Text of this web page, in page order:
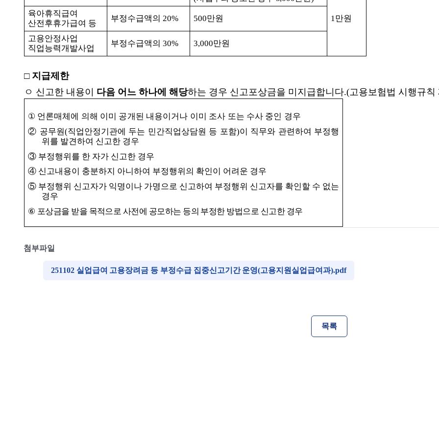
1만원
육아휴직급여
산전후휴가급여 등
부정수급액의 20% 500만원
고용안정사업
직업능력개발사업
부정수급액의 30% 3,000만원
□ 지급제한
ㅇ 신고한 내용이 다음 어느 하나에 해당하는 경우 신고포상금을 미지급합니다.(고용보험법 시행규칙
① 언론매체에 의해 이미 공개된 내용이거나 이미 조사 또는 수사 중인 경우
② 공무원(직업안정기관에 두는 민간직업상담원 등 포함)이 직무와 관련하여 부정행
위를 발견하여 신고한 경우
③ 부정행위를 한 자가 신고한 경우
④ 신고내용이 충분하지 아니하여 부정행위의 확인이 어려운 경우
⑤ 부정행위 신고자가 익명이나 가명으로 신고하여 부정행위 신고자를 확인할 수 없는
경우
⑥ 포상금을 받을 목적으로 사전에 공모하는 등의 부정한 방법으로 신고한 경우
첨부파일
251102 실업급여 고용장려금 등 부정수급 집중신고기간 운영(고용지원실업급여과).pdf
목록